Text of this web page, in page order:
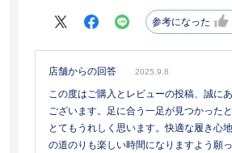
参考になった
店舗からの回答 2025.9.8
この度はご購入とレビューの投稿、誠に
ございます。足に合う一足が見つかったと
とてもうれしく思います。快適な履き心
の道のりも楽しい時間になりますよう願